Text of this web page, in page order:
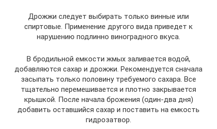
Дрожжи следует выбирать только винные или
спиртовые. Применение другого вида приведет к
нарушению подлинно виноградного вкуса.
В бродильной емкости жмых заливается водой,
добавляются сахар и дрожжи. Рекомендуется сначала
засыпать только половину требуемого сахара. Все
тщательно перемешивается и плотно закрывается
крышкой. После начала брожения (один-два дня)
добавить оставшийся сахар и поставить на емкость
гидрозатвор.